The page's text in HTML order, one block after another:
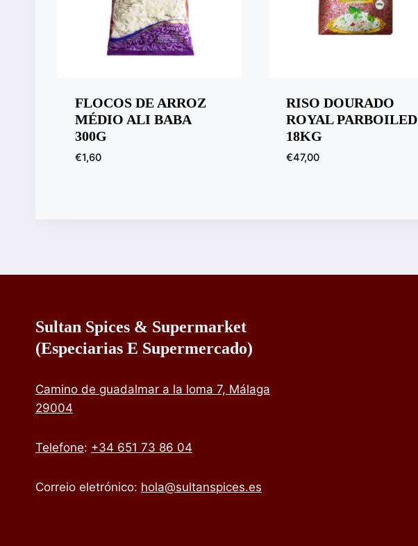
FLOCOS DE ARROZ
MÉDIO ALI BABA
300G
€1,60
RISO DOURADO
ROYAL PARBOILED
18KG
€47,00
Sultan Spices & Supermarket
(especiarias E Supermercado)
Camino de guadalmar a la loma 7, Málaga
29004
Telefone: +34 651 73 86 04
Correio eletrónico: hola@sultanspices.es